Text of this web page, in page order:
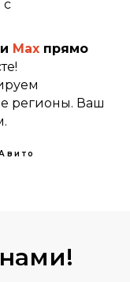
с
Max прямо
регионы. Ваш